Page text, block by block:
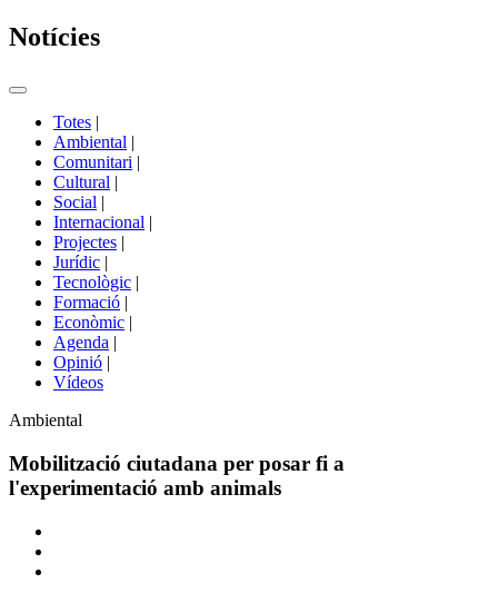
Notícies
Commutador
portals
Totes |
Ambiental |
Comunitari |
Cultural |
Social |
Internacional |
Projectes |
Jurídic |
Tecnològic |
Formació |
Econòmic |
Agenda |
Opinió |
Vídeos
Àmbit
la
notícia
Ambiental
Mobilització ciutadana per posar fi a
l'experimentació amb animals
Comparteix